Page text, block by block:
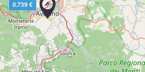
0.739 €